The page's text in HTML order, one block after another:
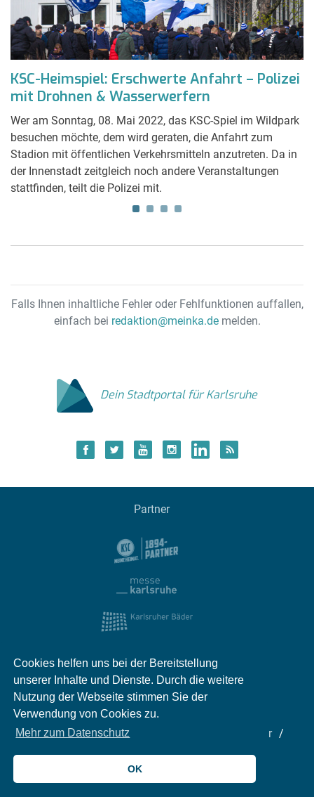
Cookies helfen uns bei der Bereitstellung
unserer Inhalte und Dienste. Durch die weitere
Nutzung der Webseite stimmen Sie der
Verwendung von Cookies zu.
Mehr zum Datenschutz
OK
KSC-Heimspiel: Erschwerte Anfahrt – Polizei
mit Drohnen & Wasserwerfern
Wer am Sonntag, 08. Mai 2022, das KSC-Spiel im Wildpark
besuchen möchte, dem wird geraten, die Anfahrt zum
Stadion mit öffentlichen Verkehrsmitteln anzutreten. Da in
der Innenstadt zeitgleich noch andere Veranstaltungen
stattfinden, teilt die Polizei mit.
Falls Ihnen inhaltliche Fehler oder Fehlfunktionen auffallen,
einfach bei redaktion@meinka.demelden.
Dein Stadtportal für Karlsruhe
Partner
Impressum Kontakt
Partner
© 2026 meinKA